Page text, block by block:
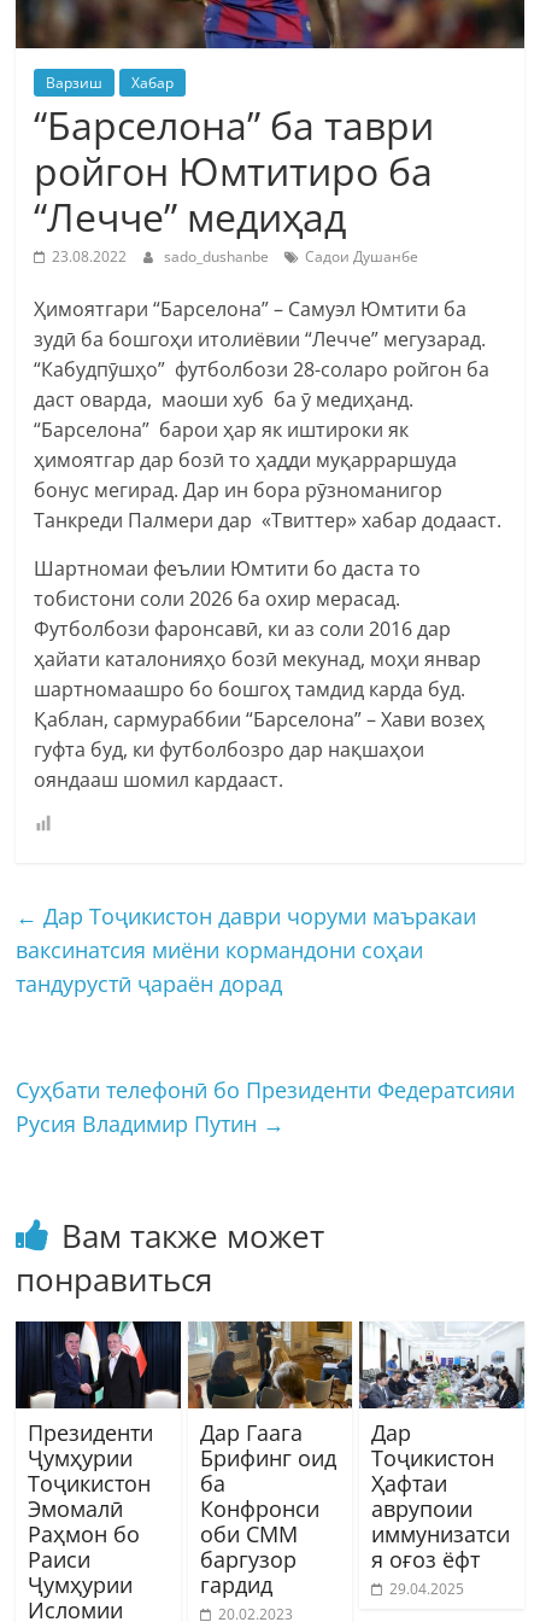
Варзиш Хабар
“Барселона” ба таври
ройгон Юмтитиро ба
“Лечче” медиҳад
23.08.2022 sado_dushanbe Садои Душанбе
Ҳимоятгари “Барселона” – Самуэл Юмтити ба
зудӣ ба бошгоҳи итолиёвии “Лечче” мегузарад.
“Кабудпӯшҳо” футболбози 28-соларо ройгон ба
даст оварда, маоши хуб ба ӯ медиҳанд.
“Барселона” барои ҳар як иштироки як
ҳимоятгар дар бозӣ то ҳадди муқарраршуда
бонус мегирад. Дар ин бора рӯзноманигор
Танкреди Палмери дар «Твиттер» хабар додааст.
Шартномаи феълии Юмтити бо даста то
тобистони соли 2026 ба охир мерасад.
Футболбози фаронсавӣ, ки аз соли 2016 дар
ҳайати каталонияҳо бозӣ мекунад, моҳи январ
шартномаашро бо бошгоҳ тамдид карда буд.
Қаблан, сармураббии “Барселона” – Хави возеҳ
гуфта буд, ки футболбозро дар нақшаҳои
ояндааш шомил кардааст.
← Дар Тоҷикистон даври чоруми маъракаи
ваксинатсия миёни кормандони соҳаи
тандурустӣ ҷараён дорад
Суҳбати телефонӣ бо Президенти Федератсияи
Русия Владимир Путин →
Вам также может
понравиться
Президенти
Ҷумҳурии
Тоҷикистон
Эмомалӣ
Раҳмон бо
Раиси
Ҷумҳурии
Исломии
Дар Гаага
Брифинг оид
ба
Конфронси
оби СММ
баргузор
гардид
20.02.2023
Дар
Тоҷикистон
Ҳафтаи
аврупоии
иммунизатси
я оғоз ёфт
29.04.2025